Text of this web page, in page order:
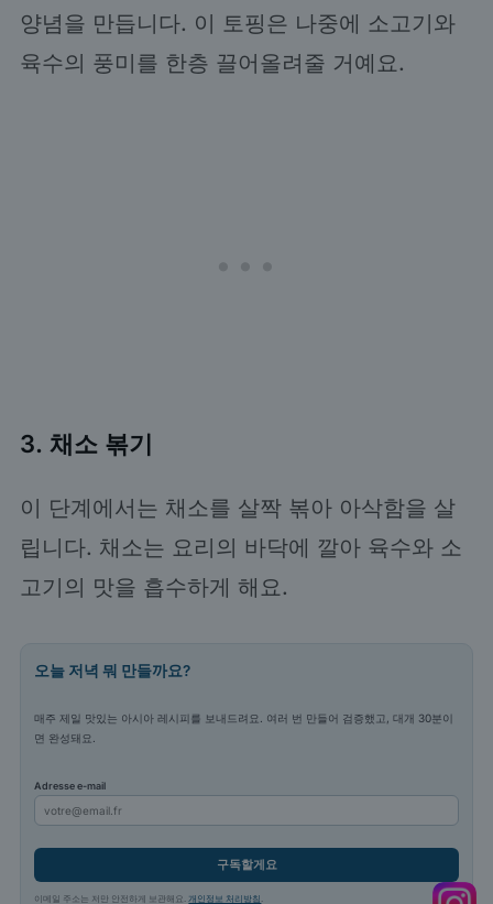
양념을 만듭니다. 이 토핑은 나중에 소고기와
육수의 풍미를 한층 끌어올려줄 거예요.
3. 채소 볶기
이 단계에서는 채소를 살짝 볶아 아삭함을 살
립니다. 채소는 요리의 바닥에 깔아 육수와 소
고기의 맛을 흡수하게 해요.
오늘 저녁 뭐 만들까요?
매주 제일 맛있는 아시아 레시피를 보내드려요. 여러 번 만들어 검증했고, 대개 30분이
면 완성돼요.
Adresse e-mail
구독할게요
이메일 주소는 저만 안전하게 보관해요. 개인정보 처리방침